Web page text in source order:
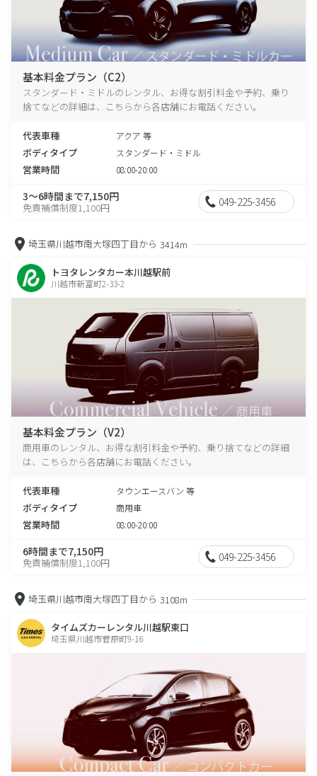
基本料金プラン（C2）
スタンダード・ミドルのレンタル、お得な割引料金や予約、乗り
捨てなどの詳細は、こちらから各店舗にお電話ください。
代表車種 アクア 等
ボディタイプ スタンダード・ミドル
営業時間 08:00-20:00
3～6時間まで7,150円
免責補償制度1,100円 049-225-3456
埼玉県川越市南大塚四丁目から 3414m
トヨタレンタカー本川越駅前
川越市新富町2-33-2
基本料金プラン（V2）
商用車のレンタル、お得な割引料金や予約、乗り捨てなどの詳細
は、こちらから各店舗にお電話ください。
代表車種 タウンエースバン 等
ボディタイプ 商用車
営業時間 08:00-20:00
6時間まで7,150円
免責補償制度1,100円 049-225-3456
埼玉県川越市南大塚四丁目から 3108m
タイムズカーレンタル川越駅東口
埼玉県川越市菅原町9-16